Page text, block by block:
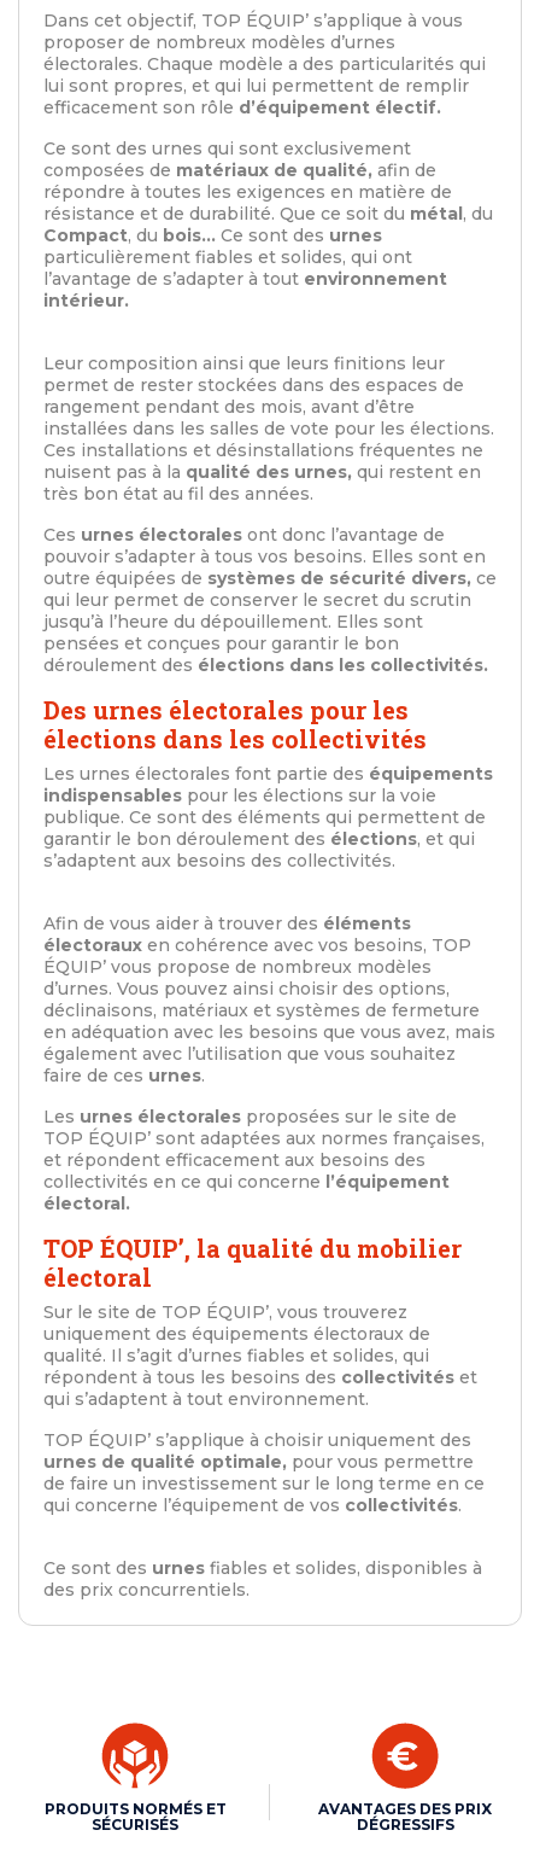
Dans cet objectif, TOP ÉQUIP’ s’applique à vous
proposer de nombreux modèles d’urnes
électorales. Chaque modèle a des particularités qui
lui sont propres, et qui lui permettent de remplir
efficacement son rôle d’équipement électif.
Ce sont des urnes qui sont exclusivement
composées de matériaux de qualité, afin de
répondre à toutes les exigences en matière de
résistance et de durabilité. Que ce soit du métal , du
Compact, du bois… Ce sont des urnes
particulièrement fiables et solides, qui ont
l’avantage de s’adapter à tout environnement
intérieur.
Leur composition ainsi que leurs finitions leur
permet de rester stockées dans des espaces de
rangement pendant des mois, avant d’être
installées dans les salles de vote pour les élections.
Ces installations et désinstallations fréquentes ne
nuisent pas à la qualité des urnes, qui restent en
très bon état au fil des années.
Ces urnes électorales ont donc l’avantage de
pouvoir s’adapter à tous vos besoins. Elles sont en
outre équipées de systèmes de sécurité divers, ce
qui leur permet de conserver le secret du scrutin
jusqu’à l’heure du dépouillement. Elles sont
pensées et conçues pour garantir le bon
déroulement des élections dans les collectivités.
Des urnes électorales pour les
élections dans les collectivités
Les urnes électorales font partie des équipements
indispensables pour les élections sur la voie
publique. Ce sont des éléments qui permettent de
garantir le bon déroulement des élections, et qui
s’adaptent aux besoins des collectivités.
Afin de vous aider à trouver des éléments
électoraux en cohérence avec vos besoins, TOP
ÉQUIP’ vous propose de nombreux modèles
d’urnes. Vous pouvez ainsi choisir des options,
déclinaisons, matériaux et systèmes de fermeture
en adéquation avec les besoins que vous avez, mais
également avec l’utilisation que vous souhaitez
faire de ces urnes.
Les urnes électorales proposées sur le site de
TOP ÉQUIP’ sont adaptées aux normes françaises,
et répondent efficacement aux besoins des
collectivités en ce qui concerne l’équipement
électoral.
TOP ÉQUIP’, la qualité du mobilier
électoral
Sur le site de TOP ÉQUIP’, vous trouverez
uniquement des équipements électoraux de
qualité. Il s’agit d’urnes fiables et solides, qui
répondent à tous les besoins des collectivités et
qui s’adaptent à tout environnement.
TOP ÉQUIP’ s’applique à choisir uniquement des
urnes de qualité optimale, pour vous permettre
de faire un investissement sur le long terme en ce
qui concerne l’équipement de vos collectivités.
Ce sont des urnes fiables et solides, disponibles à
des prix concurrentiels.
PRODUITS NORMÉS ET
SÉCURISÉS
AVANTAGES DES PRIX
DÉGRESSIFS